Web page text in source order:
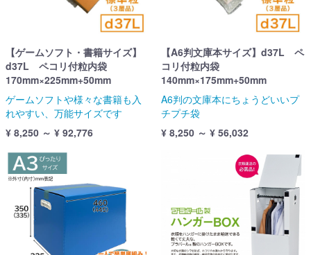
【ゲームソフト・書籍サイズ】
d37L ペコリ付粒内袋
170mm×225mm+50mm
ゲームソフトや様々な書籍も入
れやすい、万能サイズです
¥ 8,250 ～ ¥ 92,776
【A6判文庫本サイズ】d37L ペ
コリ付粒内袋
140mm×175mm+50mm
A6判の文庫本にちょうどいいプ
チプチ袋
¥ 8,250 ～ ¥ 56,032